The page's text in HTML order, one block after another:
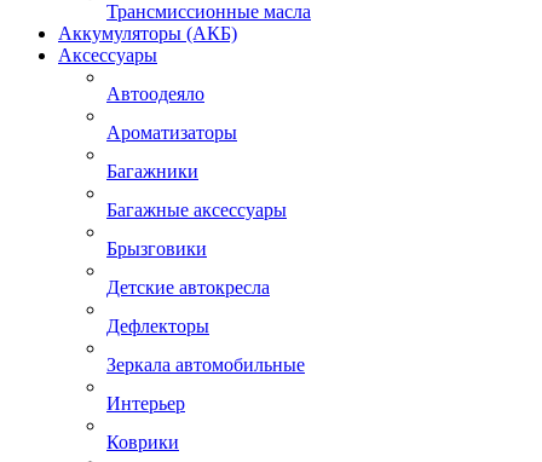
Трансмиссионные масла
Аккумуляторы (АКБ)
Аксессуары
Автоодеяло
Ароматизаторы
Багажники
Багажные аксессуары
Брызговики
Детские автокресла
Дефлекторы
Зеркала автомобильные
Интерьер
Коврики